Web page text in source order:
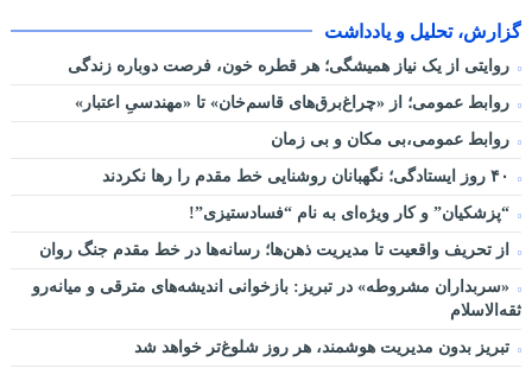
گزارش، تحلیل و یادداشت
روایتی از یک نیاز همیشگی؛ هر قطره خون، فرصت دوباره زندگی
روابط عمومی؛ از «چراغ‌برق‌های قاسم‌خان» تا «مهندسیِ اعتبار»
روابط عمومی،بی مکان و بی زمان
“پزشکیان” و کار ویژه‌ای به نام “فسادستیزی”!
از تحریف واقعیت تا مدیریت ذهن‌ها؛ رسانه‌ها در خط مقدم جنگ روان
«سربداران مشروطه» در تبریز: بازخوانی اندیشه‌های مترقی و میانه‌رو
ثقه‌الاسلام
تبریز بدون مدیریت هوشمند، هر روز شلوغ‌تر خواهد شد